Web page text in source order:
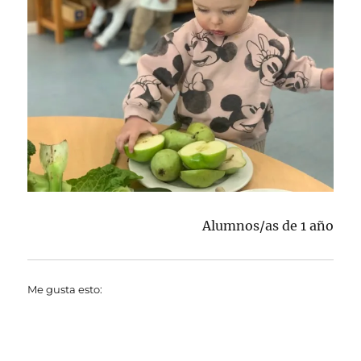
Alumnos/as de 1 año
Me gusta esto: